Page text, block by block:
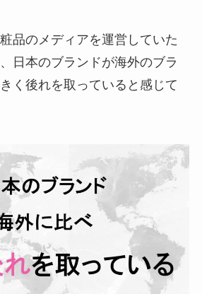
品のメディアを運営していた
日本のブランドが海外のブラ
く後れを取っていると感じて